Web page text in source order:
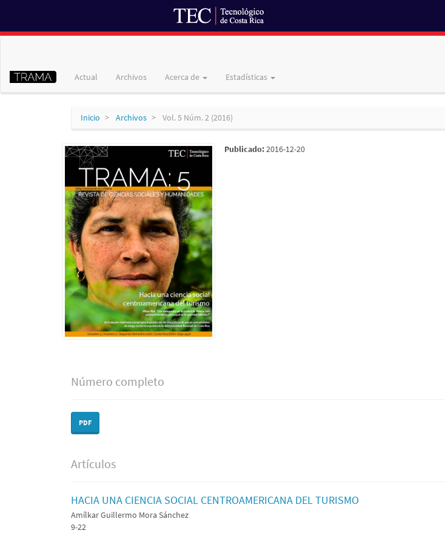
principal
Actual Archivos Acerca de Estadísticas
Inicio Archivos Vol. 5 Núm. 2 (2016)
Publicado:2016-12-20
Número completo
PDF
Artículos
HACIA UNA CIENCIA SOCIAL CENTROAMERICANA DEL TURISMO
Amílkar Guillermo Mora Sánchez
9-22